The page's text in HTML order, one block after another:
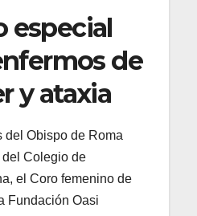
especial
de
y ataxia
del Obispo de Roma
Colegio de
el Coro femenino de
Fundación Oasi